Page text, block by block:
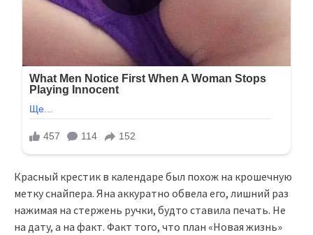
Красный крестик в календаре был похож на крошечную
метку снайпера. Яна аккуратно обвела его, лишний раз
нажимая на стержень ручки, будто ставила печать. Не
на дату, а на факт. Факт того, что план «Новая жизнь»